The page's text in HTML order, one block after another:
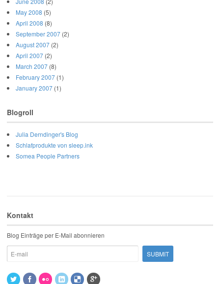
May 2008 (5)
April 2008 (8)
September 2007 (2)
August 2007 (2)
April 2007 (2)
March 2007 (8)
February 2007 (1)
January 2007 (1)
Blogroll
Julia Derndinger's Blog
Schlafprodukte von sleep.ink
Somea People Partners
Kontakt
Blog Einträge per E-Mail abonnieren